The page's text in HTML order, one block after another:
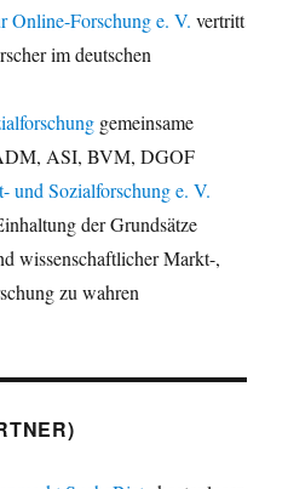
Online-Forschung e. V. vertritt
im deutschen
gemeinsame
ASI, BVM, DGOF
und Sozialforschung e. V.
der Grundsätze
wissenschaftlicher Markt-,
zu wahren